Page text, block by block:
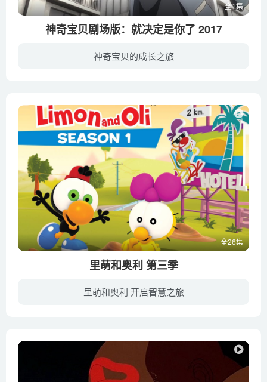
全1集
神奇宝贝剧场版：就决定是你了 2017
神奇宝贝的成长之旅
全26集
里萌和奥利 第三季
里萌和奥利 开启智慧之旅